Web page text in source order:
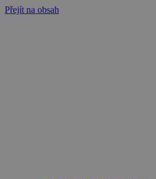
Přejít na obsah